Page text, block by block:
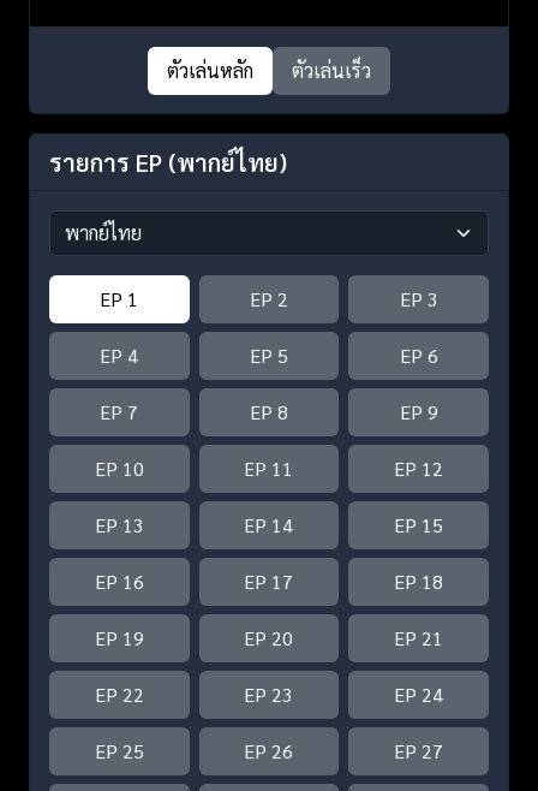
ตัวเล่นหลัก ตัวเล่นเร็ว
รายการ EP (พากย์ไทย)
EP 1 EP 2 EP 3
EP 4 EP 5 EP 6
EP 7 EP 8 EP 9
EP 10 EP 11 EP 12
EP 13 EP 14 EP 15
EP 16 EP 17 EP 18
EP 19 EP 20 EP 21
EP 22 EP 23 EP 24
EP 25 EP 26 EP 27